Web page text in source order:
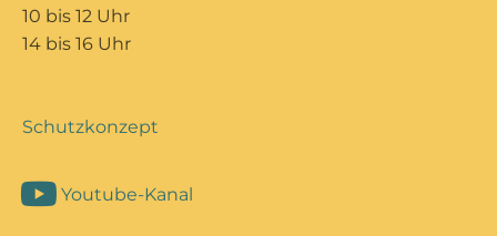
10 bis 12 Uhr
14 bis 16 Uhr
Schutzkonzept
Youtube-Kanal